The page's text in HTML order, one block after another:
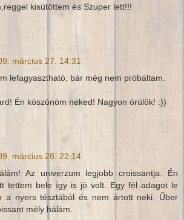
kisütöttem és Szuper lett!!!
március 27. 14:31
lefagyasztható, bár még nem próbáltam.
Én köszönöm neked! Nagyon örülök! :))
március 28. 22:14
Az univerzum legjobb croissantja. Én
tettem bele így is jó volt. Egy fél adagot le
a nyers tésztából és nem ártott neki. Űber
mély hálám.